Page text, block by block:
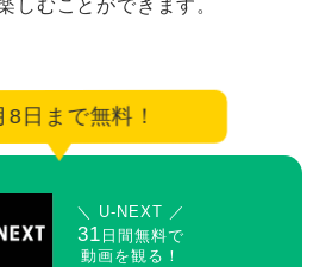
しむことができます。
8日まで無料！
＼ U-NEXT ／
31 日間無料で
動画を観る！